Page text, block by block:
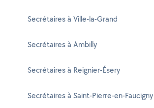
Secrétaires à Ville-la-Grand
Secrétaires à Ambilly
Secrétaires à Reignier-Ésery
Secrétaires à Saint-Pierre-en-Faucigny